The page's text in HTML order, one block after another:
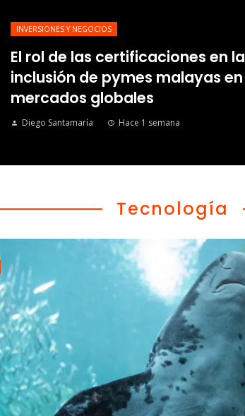
INVERSIONES Y NEGOCIOS
El rol de las certificaciones en la
inclusión de pymes malayas en
mercados globales
Diego Santamaría Hace 1 semana
Tecnología